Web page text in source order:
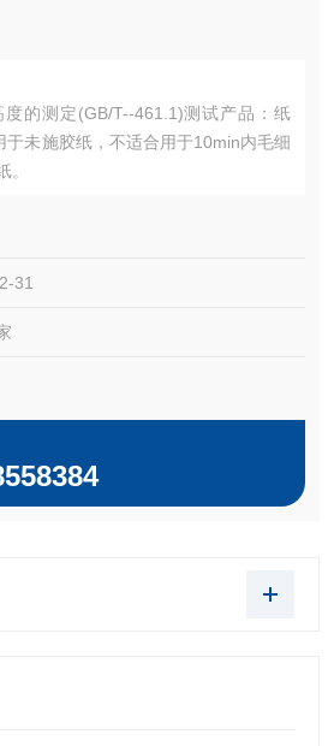
的测定(GB/T--461.1)测试产品：纸
于未施胶纸，不适合用于10min内毛细
。
31